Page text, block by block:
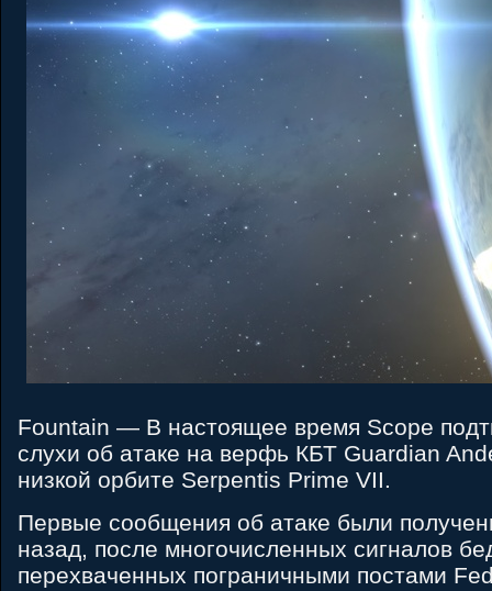
Fountain — В настоящее время Scope
слухи об атаке на верфь КБТ Guardian
низкой орбите Serpentis Prime VII.
Первые сообщения об атаке были
назад, после многочисленных сигналов
перехваченных пограничными постами